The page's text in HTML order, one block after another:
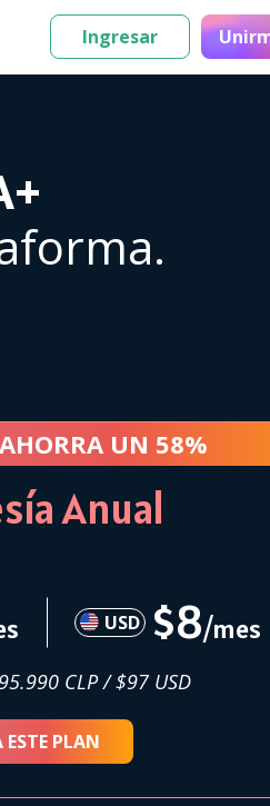
Ingresar
UN 58%
Anual
USD $8/mes
CLP / $97 USD
PLAN